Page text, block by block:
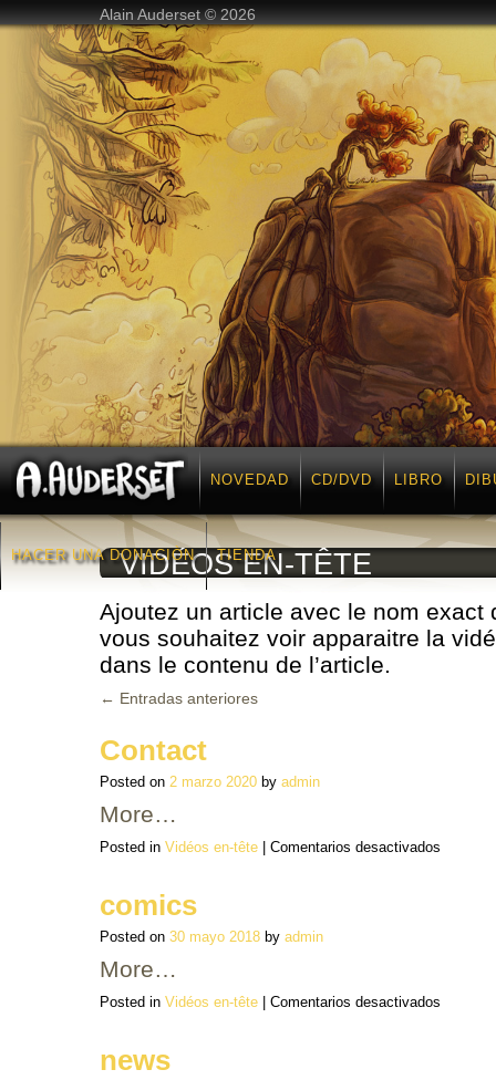
Alain Auderset © 2026
NOVEDAD CD/DVD LIBRO
HACER UNA DONACIÒN TIENDA
VIDÉOS EN-TÊTE
Ajoutez un article avec le nom exact
vous souhaitez voir apparaitre la
dans le contenu de l’article.
← Entradas anteriores
Contact
Posted on 2 marzo 2020 by admin
More…
Posted in Vidéos en-tête Comentarios desactivados
comics
Posted on 30 mayo 2018 by admin
More…
Posted in Vidéos en-tête Comentarios desactivados
news